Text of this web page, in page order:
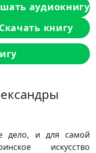
аудиокнигу
Скачать книгу
дело, и для самой
искусство